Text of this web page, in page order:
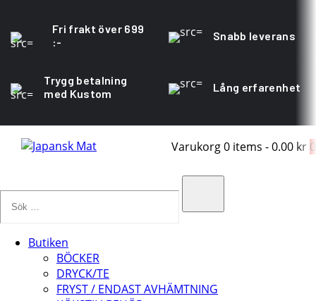
Fri frakt över 699
:-
Snabb leverans
Trygg betalning
med Kustom
Lång erfarenhet
Varukorg0 items -0.00 kr 0
Butiken
BÖCKER
DRYCK/TE
FRYST / ENDAST AVHÄMTNING